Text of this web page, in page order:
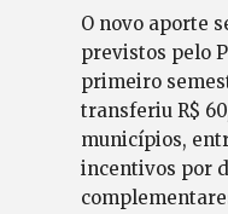
O novo aporte
previstos pelo
primeiro
transferiu R$
municípios,
incentivos por